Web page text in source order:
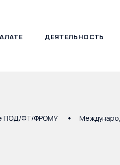
ДЕЯТЕЛЬНОСТЬ
ПОД/ФТ/ФРОМУ